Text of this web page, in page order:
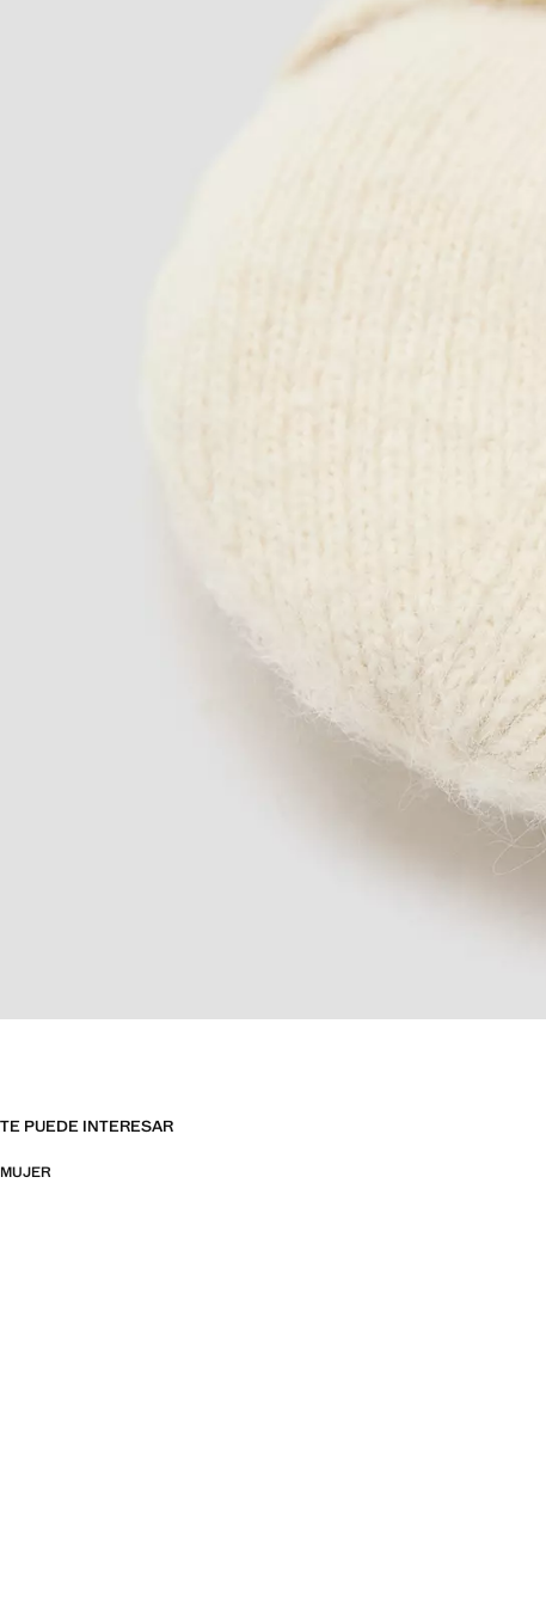
TE PUEDE INTERESAR
MUJER